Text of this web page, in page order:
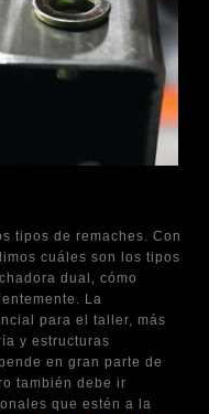
tipos de remaches. Con
cuáles son los tipos
dual, cómo
La
para el taller, más
y estructuras
en gran parte de
también debe ir
que estén a la